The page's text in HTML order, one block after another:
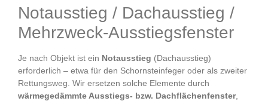
Notausstieg / Dachausstieg /
Mehrzweck-Ausstiegsfenster
Je nach Objekt ist ein Notausstieg (Dachausstieg)
erforderlich – etwa für den Schornsteinfeger oder als zweiter
Rettungsweg. Wir ersetzen solche Elemente durch
wärmegedämmte Ausstiegs- bzw. Dachflächenfenster,